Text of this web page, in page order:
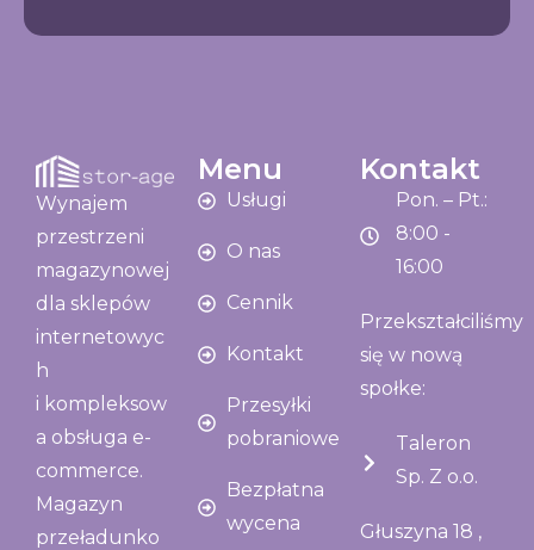
Wynajem
przestrzeni
magazynowej
dla sklepów
internetowyc
h
i kompleksow
a obsługa e-
commerce.
Magazyn
przeładunko
Menu
Usługi
O nas
Cennik
Kontakt
Przesyłki
pobraniowe
Bezpłatna
wycena
Kontakt
Pon. – Pt.:
8:00 -
16:00
Przekształciliśmy
się w nową
społke:
Taleron
Sp. Z o.o.
Głuszyna 18 ,